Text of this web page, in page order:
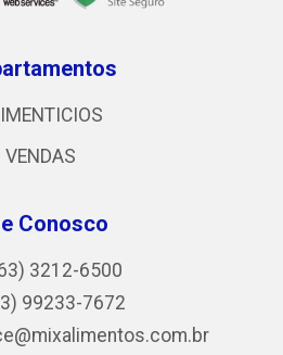
VENDAS
Conosco
3212-6500
99233-7672